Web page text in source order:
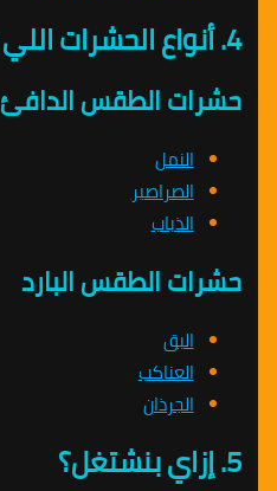
4. أنواع الحشرات اللي بنحاربها
حشرات الطقس الدافئ
النمل
الصراصير
الذباب
حشرات الطقس البارد
البق
العناكب
الجرذان
5. إزاي بنشتغل؟